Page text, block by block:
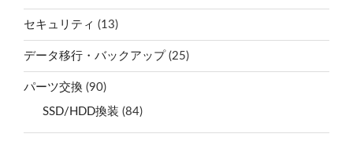
セキュリティ (13)
データ移行・バックアップ(25)
パーツ交換 (90)
SSD/HDD換装 (84)